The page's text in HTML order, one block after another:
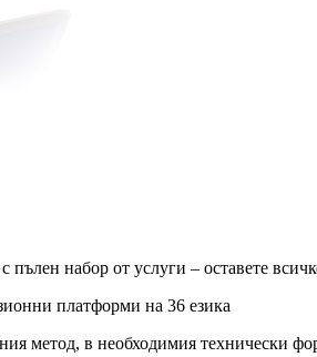
набор от услуги – оставете
платформи на 36 езика
метод, в необходимия технически